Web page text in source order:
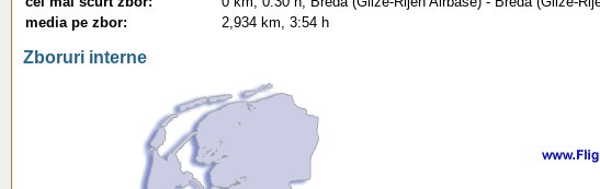
media pe zbor:
2,934 km, 3:54 h
Zboruri interne